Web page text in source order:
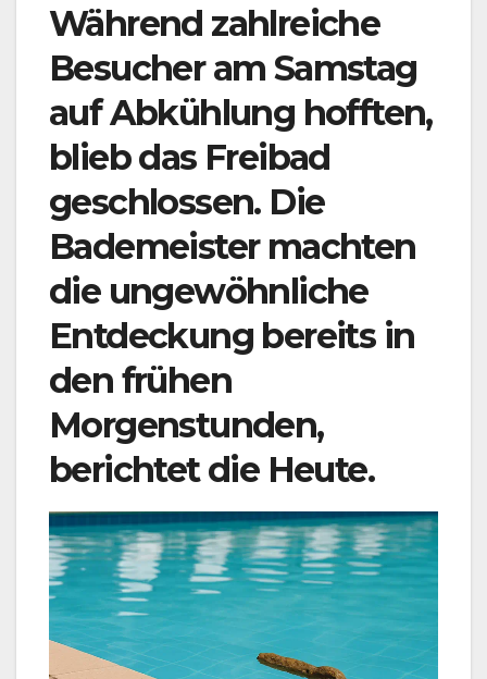
Während zahlreiche
Besucher am Samstag
auf Abkühlung hofften,
blieb das Freibad
geschlossen. Die
Bademeister machten
die ungewöhnliche
Entdeckung bereits in
den frühen
Morgenstunden,
berichtet die Heute.